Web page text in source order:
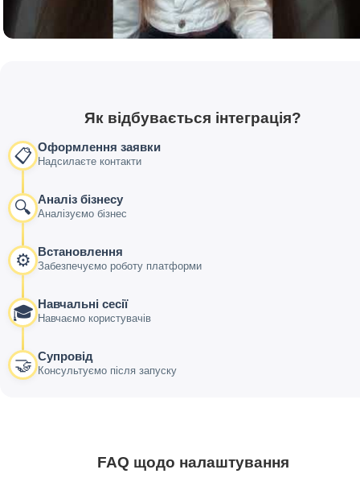
Як відбувається інтеграція?
📋 Оформлення заявки
Надсилаєте контакти
🔍 Аналіз бізнесу
Аналізуємо бізнес
⚙️ Встановлення
Забезпечуємо роботу платформи
🎓 Навчальні сесії
Навчаємо користувачів
🤝 Супровід
Консультуємо після запуску
FAQ щодо налаштування